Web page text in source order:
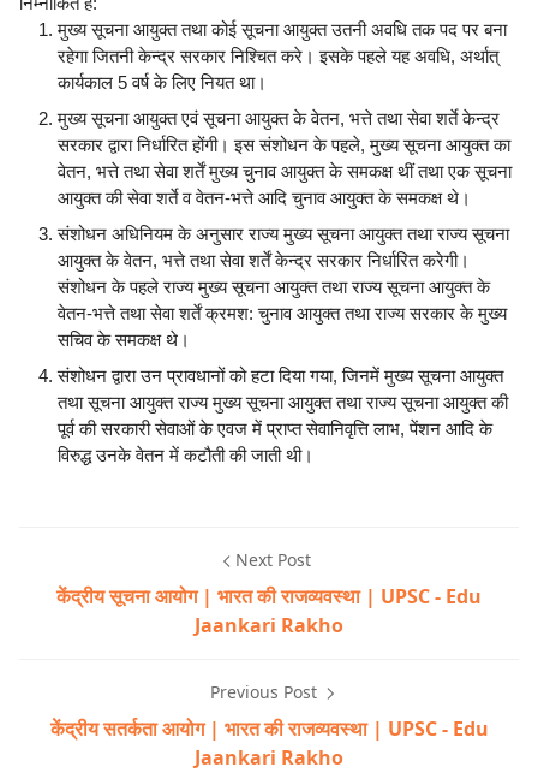
मुख्य सूचना आयुक्त तथा कोई सूचना आयुक्त उतनी अवधि तक पद पर बना
रहेगा जितनी केन्द्र सरकार निश्चित करे। इसके पहले यह अवधि, अर्थात्
कार्यकाल 5 वर्ष के लिए नियत था।
मुख्य सूचना आयुक्त एवं सूचना आयुक्त के वेतन, भत्ते तथा सेवा शर्ते केन्द्र
सरकार द्वारा निर्धारित होंगी। इस संशोधन के पहले, मुख्य सूचना आयुक्त का
वेतन, भत्ते तथा सेवा शर्तें मुख्य चुनाव आयुक्त के समकक्ष थीं तथा एक सूचना
आयुक्त की सेवा शर्ते व वेतन-भत्ते आदि चुनाव आयुक्त के समकक्ष थे।
संशोधन अधिनियम के अनुसार राज्य मुख्य सूचना आयुक्त तथा राज्य सूचना
आयुक्त के वेतन, भत्ते तथा सेवा शर्तें केन्द्र सरकार निर्धारित करेगी।
संशोधन के पहले राज्य मुख्य सूचना आयुक्त तथा राज्य सूचना आयुक्त के
वेतन-भत्ते तथा सेवा शर्तें क्रमश: चुनाव आयुक्त तथा राज्य सरकार के मुख्य
सचिव के समकक्ष थे।
संशोधन द्वारा उन प्रावधानों को हटा दिया गया, जिनमें मुख्य सूचना आयुक्त
तथा सूचना आयुक्त राज्य मुख्य सूचना आयुक्त तथा राज्य सूचना आयुक्त की
पूर्व की सरकारी सेवाओं के एवज में प्राप्त सेवानिवृत्ति लाभ, पेंशन आदि के
विरुद्ध उनके वेतन में कटौती की जाती थी।
Next Post
केंद्रीय सूचना आयोग | भारत की राजव्यवस्था | UPSC - Edu
Jaankari Rakho
Previous Post
केंद्रीय सतर्कता आयोग | भारत की राजव्यवस्था | UPSC - Edu
Jaankari Rakho